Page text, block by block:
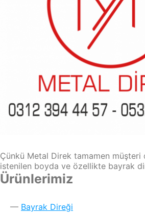
Çünkü Metal Direk tamamen müşteri
istenilen boyda ve özellikte bayrak
Ürünlerimiz
Bayrak Direği